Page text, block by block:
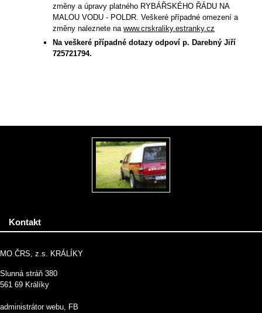
změny a úpravy platného RYBÁŘSKÉHO ŘÁDU NA
MALOU VODU - POLDR. Veškeré případné omezení a
změny naleznete na www.crskraliky.estranky.cz
Na veškeré případné dotazy odpoví p. Darebný Jiří
725721794.
Kontakt
MO ČRS, z.s. KRÁLÍKY
Slunná stráň 380
561 69 Králíky
administrátor webu, FB